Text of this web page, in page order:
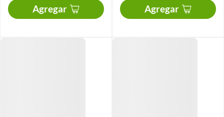
Agregar Agregar